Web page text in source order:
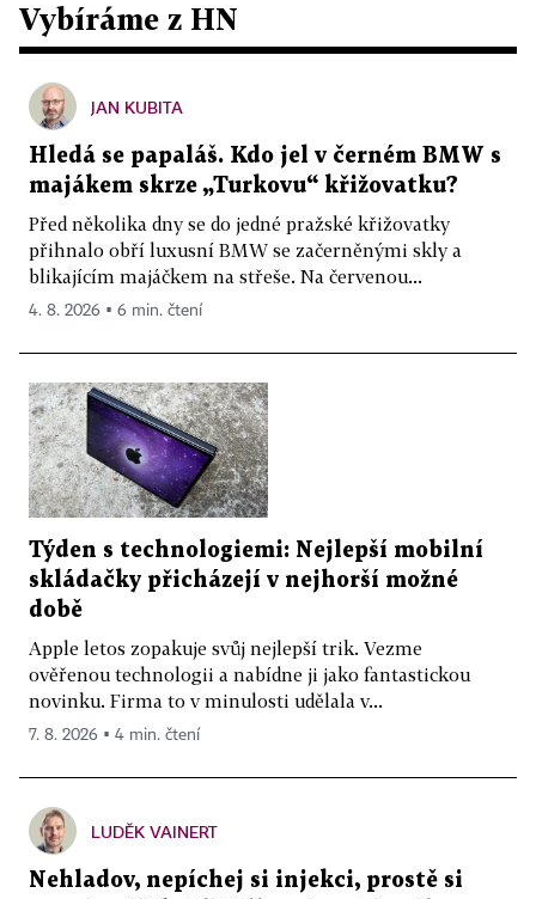
Vybíráme z HN
JAN KUBITA
Hledá se papaláš. Kdo jel v černém BMW s
majákem skrze „Turkovu“ křižovatku?
Před několika dny se do jedné pražské křižovatky
přihnalo obří luxusní BMW se začerněnými skly a
blikajícím majáčkem na střeše. Na červenou...
4. 8. 2026 ▪ 6 min. čtení
Týden s technologiemi: Nejlepší mobilní
skládačky přicházejí v nejhorší možné
době
Apple letos zopakuje svůj nejlepší trik. Vezme
ověřenou technologii a nabídne ji jako fantastickou
novinku. Firma to v minulosti udělala v...
7. 8. 2026 ▪ 4 min. čtení
LUDĚK VAINERT
Nehladov, nepíchej si injekci, prostě si